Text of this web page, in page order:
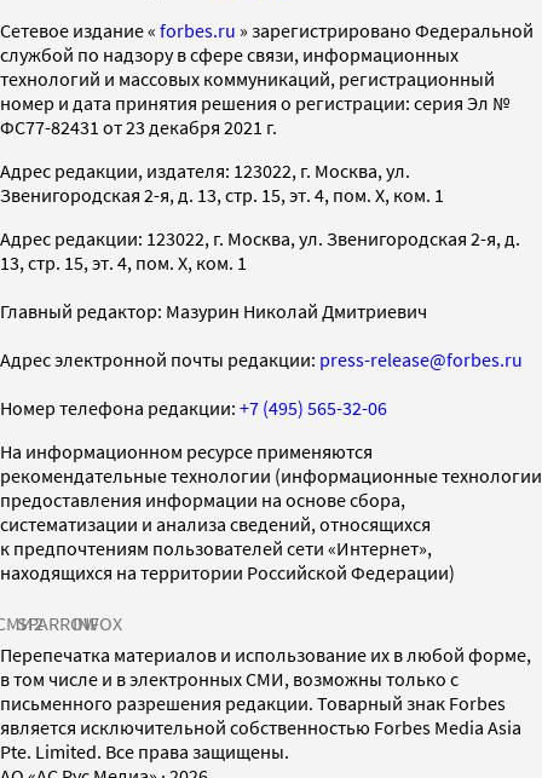
Cетевое издание « forbes.ru » зарегистрировано Федеральной
службой по надзору в сфере связи, информационных
технологий и массовых коммуникаций, регистрационный
номер и дата принятия решения о регистрации: серия Эл №
ФС77-82431 от 23 декабря 2021 г.
Адрес редакции, издателя: 123022, г. Москва, ул.
Звенигородская 2-я, д. 13, стр. 15, эт. 4, пом. X, ком. 1
Адрес редакции: 123022, г. Москва, ул. Звенигородская 2-я, д.
13, стр. 15, эт. 4, пом. X, ком. 1
Главный редактор: Мазурин Николай Дмитриевич
Адрес электронной почты редакции: press-release@forbes.ru
Номер телефона редакции: +7 (495) 565-32-06
На информационном ресурсе применяются
рекомендательные технологии (информационные технологии
предоставления информации на основе сбора,
систематизации и анализа сведений, относящихся
к предпочтениям пользователей сети «Интернет»,
находящихся на территории Российской Федерации)
SPARROWINFOX
Перепечатка материалов и использование их в любой форме,
в том числе и в электронных СМИ, возможны только с
письменного разрешения редакции. Товарный знак Forbes
является исключительной собственностью Forbes Media Asia
Pte. Limited. Все права защищены.